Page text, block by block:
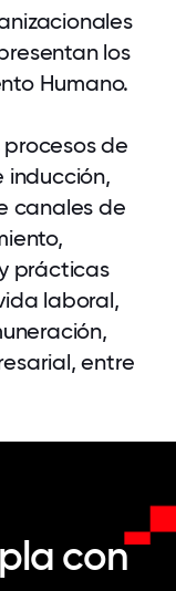
los
Humano.
de
inducción,
canales de
prácticas
laboral,
entre
con